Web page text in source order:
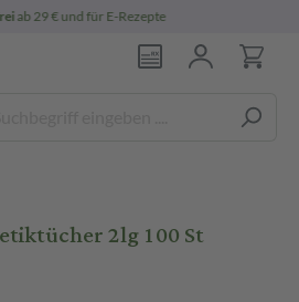
2lg 100 St